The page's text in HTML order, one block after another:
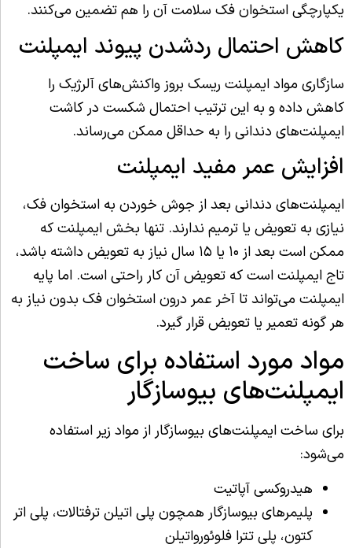
یکپارچگی استخوان فک سلامت آن را هم تضمین می‌کنند.
کاهش احتمال ردشدن پیوند ایمپلنت
سازگاری مواد ایمپلنت ریسک بروز واکنش‌های آلرژیک را
کاهش داده و به این ترتیب احتمال شکست در کاشت
ایمپلنت‌های دندانی را به حداقل ممکن می‌رساند.
افزایش عمر مفید ایمپلنت
ایمپلنت‌های دندانی بعد از جوش خوردن به استخوان فک،
نیازی به تعویض یا ترمیم ندارند. تنها بخش ایمپلنت که
ممکن است بعد از ۱۰ یا ۱۵ سال نیاز به تعویض داشته باشد،
تاج ایمپلنت است که تعویض آن کار راحتی است. اما پایه
ایمپلنت می‌تواند تا آخر عمر درون استخوان فک بدون نیاز به
هر گونه تعمیر یا تعویض قرار گیرد.
مواد مورد استفاده برای ساخت
ایمپلنت‌های بیوسازگار
برای ساخت ایمپلنت‌های بیوسازگار از مواد زیر استفاده
می‌شود:
هیدروکسی آپاتیت
پلیمرهای بیوسازگار همچون پلی اتیلن ترفتالات، پلی اتر
کتون، پلی تترا فلوئورواتیلن